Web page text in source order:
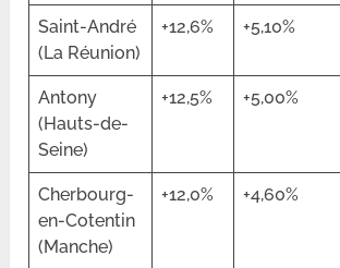
Saint-André
(La Réunion)
+12,6% +5,10%
Antony
(Hauts-de-
Seine)
+12,5% +5,00%
Cherbourg-
en-Cotentin
(Manche)
+12,0% +4,60%